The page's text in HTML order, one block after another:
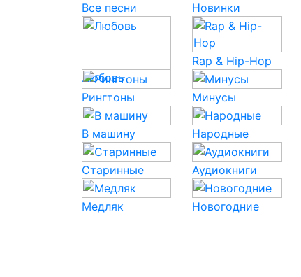
Все песни Новинки
Любовь
Rap & Hip-Hop
Рингтоны
Минусы
В машину Народные
Старинные Аудиокниги
Медляк Новогодние